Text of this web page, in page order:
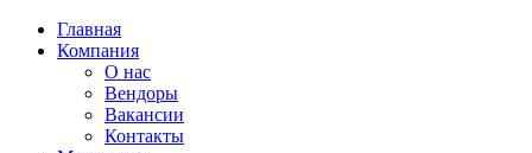
Главная
Компания
О нас
Вендоры
Вакансии
Контакты